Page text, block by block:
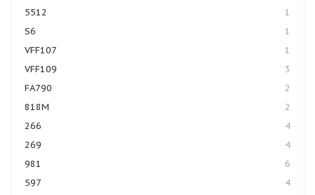
5512
1
S6
1
VFF107
1
VFF109
3
FA790
2
818M
2
266
4
269
4
981
6
597
4